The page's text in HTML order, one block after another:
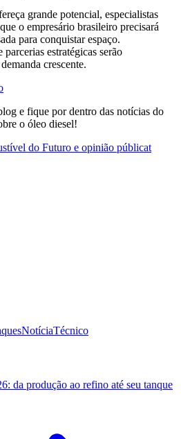
grande potencial, especialistas
o empresário brasileiro precisará
para conquistar espaço.
estratégicas serão
crescente.
e fique por dentro das notícias do
o óleo diesel!
do Futuro e opinião públicat
NotíciaTécnico
da produção ao refino até seu tanque